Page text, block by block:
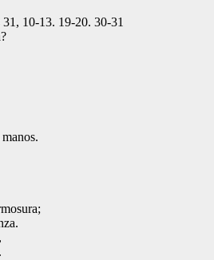
10-13. 19-20. 30-31